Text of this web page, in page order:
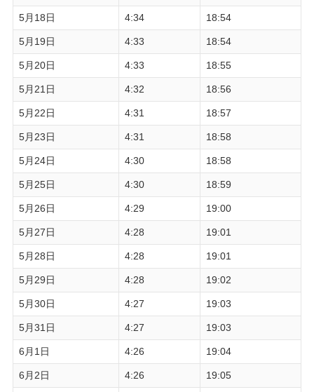
5月18日 4:34 18:54
5月19日 4:33 18:54
5月20日 4:33 18:55
5月21日 4:32 18:56
5月22日 4:31 18:57
5月23日 4:31 18:58
5月24日 4:30 18:58
5月25日 4:30 18:59
5月26日 4:29 19:00
5月27日 4:28 19:01
5月28日 4:28 19:01
5月29日 4:28 19:02
5月30日 4:27 19:03
5月31日 4:27 19:03
6月1日 4:26 19:04
6月2日 4:26 19:05